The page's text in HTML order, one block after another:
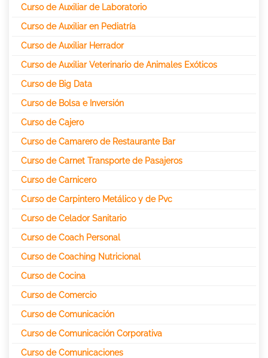
Curso de Auxiliar de Laboratorio
Curso de Auxiliar en Pediatría
Curso de Auxiliar Herrador
Curso de Auxiliar Veterinario de Animales Exóticos
Curso de Big Data
Curso de Bolsa e Inversión
Curso de Cajero
Curso de Camarero de Restaurante Bar
Curso de Carnet Transporte de Pasajeros
Curso de Carnicero
Curso de Carpintero Metálico y de Pvc
Curso de Celador Sanitario
Curso de Coach Personal
Curso de Coaching Nutricional
Curso de Cocina
Curso de Comercio
Curso de Comunicación
Curso de Comunicación Corporativa
Curso de Comunicaciones